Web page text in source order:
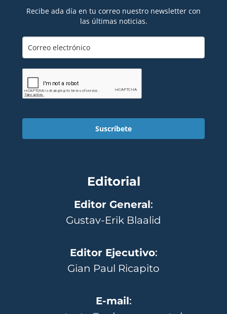
Recibe ada día en tu correo nuestro newsletter con
las últimas noticias.
Suscríbete
Editorial
Editor General:
Gustav-Erik Blaalid
Editor Ejecutivo:
Gian Paul Ricapito
E-mail: